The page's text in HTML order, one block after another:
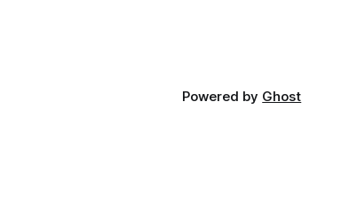
Powered by Ghost